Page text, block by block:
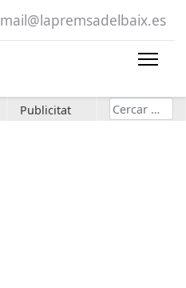
mail@lapremsadelbaix.es
Publicitat Cerca